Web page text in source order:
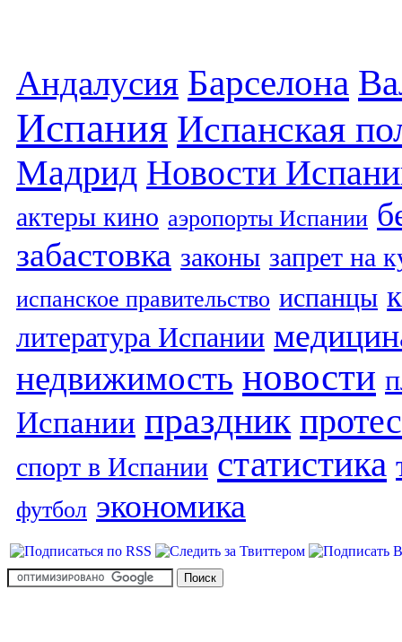
Андалусия Барселона
Испания Испанская
Мадрид Новости
актеры кино аэропорты Испании
забастовка законы запрет на
испанское правительство испанцы
литература Испании
недвижимость новости
Испании праздник
спорт в Испании статистика
футбол экономика